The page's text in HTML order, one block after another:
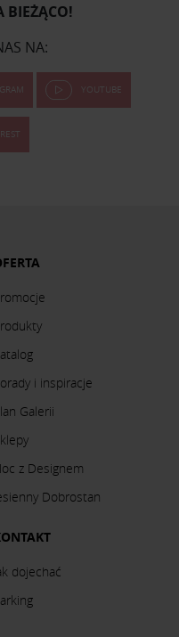
BIEŻĄCO!
NA:
YOUTUBE
i inspiracje
Galerii
z Designem
Dobrostan
dojechać